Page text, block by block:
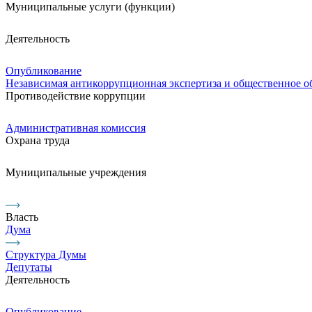
Муниципальные услуги (функции)
Деятельность
Опубликование
Независимая антикоррупционная экспертиза и общественное
Противодействие коррупции
Административная комиссия
Охрана труда
Муниципальные учреждения
Власть
Дума
Структура Думы
Депутаты
Деятельность